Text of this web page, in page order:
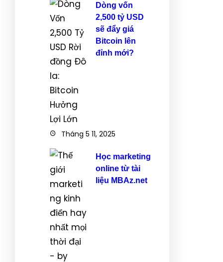
Dòng vốn
2,500 tỷ USD
sẽ đẩy giá
Bitcoin lên
đỉnh mới?
Tháng 5 11, 2025
Học marketing
online từ tài
liệu MBAz.net